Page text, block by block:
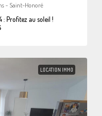
- Saint-Honoré
: Profitez au soleil !
LOCATION IMMO